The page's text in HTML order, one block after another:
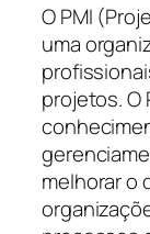
O PMI (
uma
projetos. O
melhorar o